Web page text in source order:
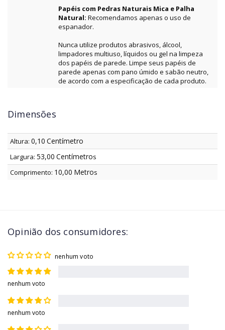
Papéis com Pedras Naturais Mica e Palha
Natural: Recomendamos apenas o uso de
espanador.
Nunca utilize produtos abrasivos, álcool,
limpadores multiuso, líquidos ou gel na limpeza
dos papéis de parede. Limpe seus papéis de
parede apenas com pano úmido e sabão neutro,
de acordo com a especificação de cada produto.
Dimensões
Altura: 0,10 Centímetro
Largura: 53,00 Centímetros
Comprimento: 10,00 Metros
Opinião dos consumidores:
nenhum voto
nenhum voto
nenhum voto